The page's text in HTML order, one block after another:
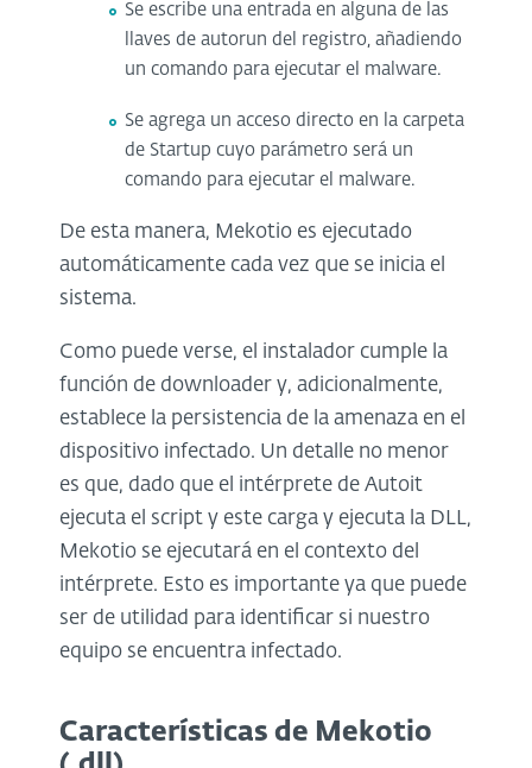
Se escribe una entrada en alguna de las
llaves de autorun del registro, añadiendo
un comando para ejecutar el malware.
Se agrega un acceso directo en la carpeta
de Startup cuyo parámetro será un
comando para ejecutar el malware.
De esta manera, Mekotio es ejecutado
automáticamente cada vez que se inicia el
sistema.
Como puede verse, el instalador cumple la
función de downloader y, adicionalmente,
establece la persistencia de la amenaza en el
dispositivo infectado. Un detalle no menor
es que, dado que el intérprete de Autoit
ejecuta el script y este carga y ejecuta la DLL,
Mekotio se ejecutará en el contexto del
intérprete. Esto es importante ya que puede
ser de utilidad para identificar si nuestro
equipo se encuentra infectado.
Características de Mekotio